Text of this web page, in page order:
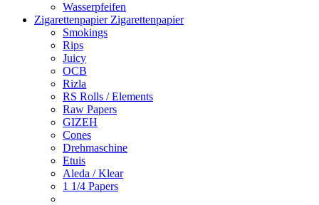
Wasserpfeifen
Zigarettenpapier Zigarettenpapier
Smokings
Rips
Juicy
OCB
Rizla
RS Rolls / Elements
Raw Papers
GIZEH
Cones
Drehmaschine
Etuis
Aleda / Klear
1 1/4 Papers